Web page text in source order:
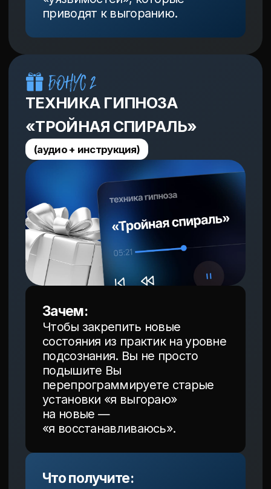
У Вас в руках — понятный, пошаговый
ключей (практик) для 7 разных состояний.
Вы не просто «подышите» —
свою систему и получите бонусные
инструменты для точечной работы
ВЫ ЧЕРЕЗ
НЕДЕЛЮ КУРСА:
Все эти методики, медитации и правила «как
жить» вызывают полный ступор. Мысли
разбегаются, когда пытаетесь хоть как-то
взять себя в руки.
Чувствуете, что жизнь — это бег по кругу.
Усталость копится, справляться всё тяжелее.
Кажется, что сломано что-то глубокое,
и непонятно, как это чинить.
СЕЙЧАС: